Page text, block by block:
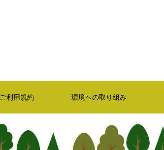
ご利用規約 環境への取り組み